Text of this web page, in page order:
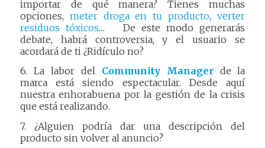
importar de qué manera? Tienes muchas
opciones, meter droga en tu producto,verter
residuos tóxicos… De este modo generarás
debate, habrá controversia, y el usuario se
acordará de ti ¿Ridículo no?
6. La labor del Community Managerde la
marca está siendo espectacular. Desde aquí
nuestra enhorabuena por la gestión de la crisis
que está realizando.
7. ¿Alguien podría dar una descripción del
producto sin volver al anuncio?